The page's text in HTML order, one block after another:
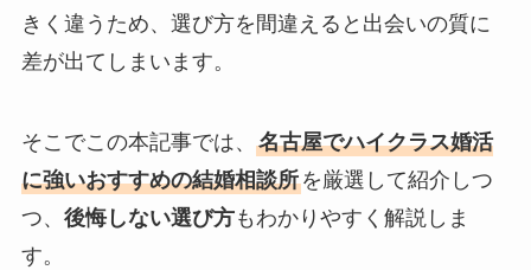
きく違うため、選び方を間違えると出会いの質に
差が出てしまいます。
そこでこの本記事では、 名古屋でハイクラス婚活
に強いおすすめの結婚相談所を厳選して紹介しつ
つ、 後悔しない選び方もわかりやすく解説しま
す。